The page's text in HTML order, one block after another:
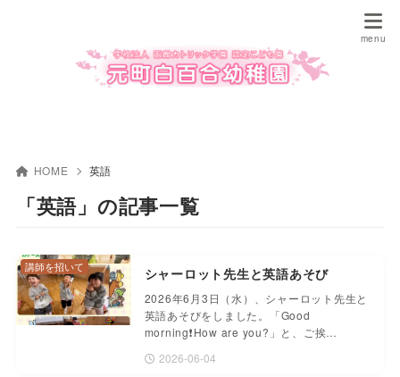
HOME 英語
「英語」の記事一覧
シャーロット先生と英語あそび
2026年6月3日（水）、シャーロット先生と
英語あそびをしました。「Good
morning❗️How are you?」と、ご挨…
2026-06-04
講師を招いて